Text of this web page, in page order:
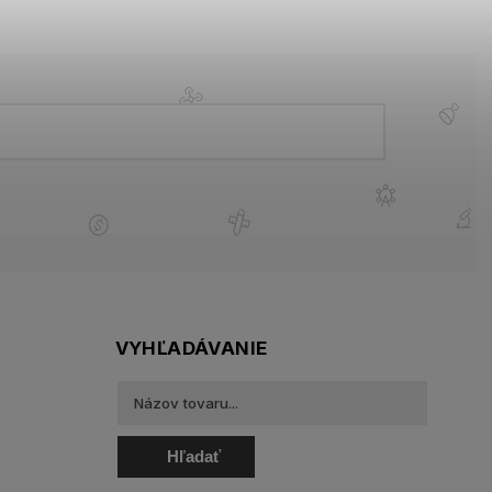
VYHĽADÁVANIE
Hľadať